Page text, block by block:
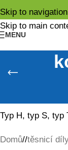
Skip to navigation
Skip to main
MENU
Typ H, typ S, typ
Domů/ těsnicí